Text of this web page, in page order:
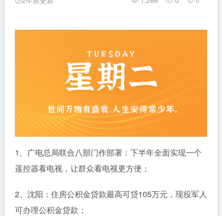
1、广电总局联合八部门作部署：下半年全面实现一个
遥控器看电视，让群众看电视更方便；
2、沈阳：住房公积金贷款最高可贷105万元，现役军人
可办理公积金贷款；